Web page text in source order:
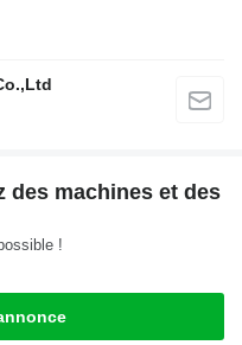
des machines et des
!